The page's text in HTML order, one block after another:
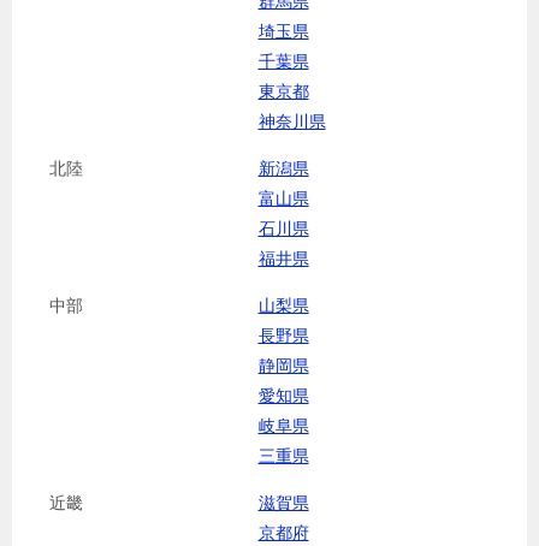
埼玉県
千葉県
東京都
神奈川県
北陸
新潟県
富山県
石川県
福井県
中部
山梨県
長野県
静岡県
愛知県
岐阜県
三重県
近畿
滋賀県
京都府